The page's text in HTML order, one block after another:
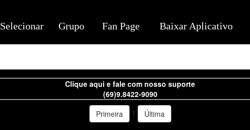
Clique aqui e fale com nosso suporte
(69)9.8422-9090
Primeira
1 Última
Selecionar Grupo Fan Page Baixar Aplicativo